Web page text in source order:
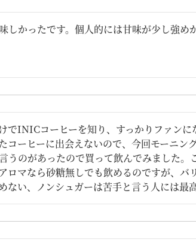
しかったです。個人的には甘味が少し強めか
でINICコーヒーを知り、すっかりファン
コーヒーに出会えないので、今回モーニン
うのがあったので買って飲んでみました
ロマなら砂糖無しでも飲めるのですが、バ
ない、ノンシュガーは苦手と言う人には最